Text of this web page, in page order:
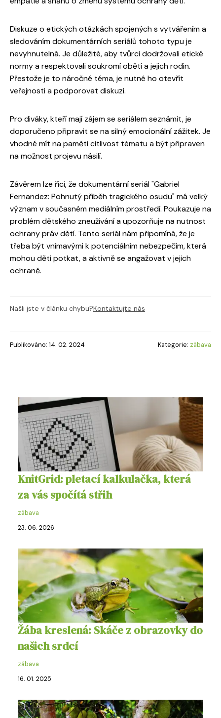
Diskuze o etických otázkách spojených s vytvářením a
sledováním dokumentárních seriálů tohoto typu je
nevyhnutelná. Je důležité, aby tvůrci dodržovali etické
normy a respektovali soukromí obětí a jejich rodin.
Přestože je to náročné téma, je nutné ho otevřít
veřejnosti a podporovat diskuzi.
Pro diváky, kteří mají zájem se seriálem seznámit, je
doporučeno připravit se na silný emocionální zážitek. Je
vhodné mít na paměti citlivost tématu a být připraven
na možnost projevu násilí.
Závěrem lze říci, že dokumentární seriál "Gabriel
Fernandez: Pohnutý příběh tragického osudu" má velký
význam v současném mediálním prostředí. Poukazuje na
problém dětského zneužívání a upozorňuje na nutnost
ochrany práv dětí. Tento seriál nám připomíná, že je
třeba být vnímavými k potenciálním nebezpečím, která
mohou děti potkat, a aktivně se angažovat v jejich
ochraně.
Našli jste v článku chybu?Kontaktujte nás
Publikováno: 14. 02. 2024 Kategorie: zábava
KnitGrid: pletací kalkulačka, která
za vás spočítá střih
zábava
23. 06. 2026
Žába kreslená: Skáče z obrazovky do
našich srdcí
zábava
16. 01. 2025